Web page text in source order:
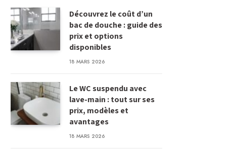
Découvrez le coût d’un
bac de douche : guide des
prix et options
disponibles
18 MARS 2026
Le WC suspendu avec
lave-main : tout sur ses
prix, modèles et
avantages
18 MARS 2026